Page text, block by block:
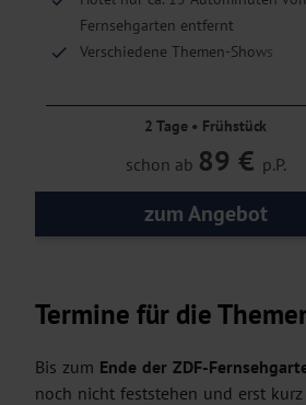
Fernsehgarten entfernt
Verschiedene Themen-Shows
2 Tage • Frühstück
schon ab 89 € p.P.
zum Angebot
Termine für die
Bis zum Ende der ZDF-
noch nicht feststehen und erst